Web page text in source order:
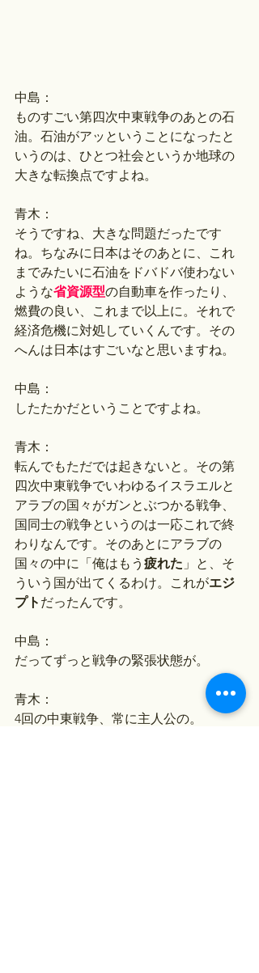
中島：
ものすごい第四次中東戦争のあとの石
油。石油がアッということになったと
いうのは、ひとつ社会というか地球の
大きな転換点ですよね。
青木：
そうですね、大きな問題だったです
ね。ちなみに日本はそのあとに、これ
までみたいに石油をドバドバ使わない
ような省資源型の自動車を作ったり、
燃費の良い、これまで以上に。それで
経済危機に対処していくんです。その
へんは日本はすごいなと思いますね。
中島：
したたかだということですよね。
青木：
転んでもただでは起きないと。その第
四次中東戦争でいわゆるイスラエルと
アラブの国々がガンとぶつかる戦争、
国同士の戦争というのは一応これで終
わりなんです。そのあとにアラブの
国々の中に「俺はもう 疲れた 」と、そ
ういう国が出てくるわけ。これがエジ
プト だったんです。
中島：
だってずっと戦争の緊張状態が。
青木：
4回の中東戦争、常に主人公の。